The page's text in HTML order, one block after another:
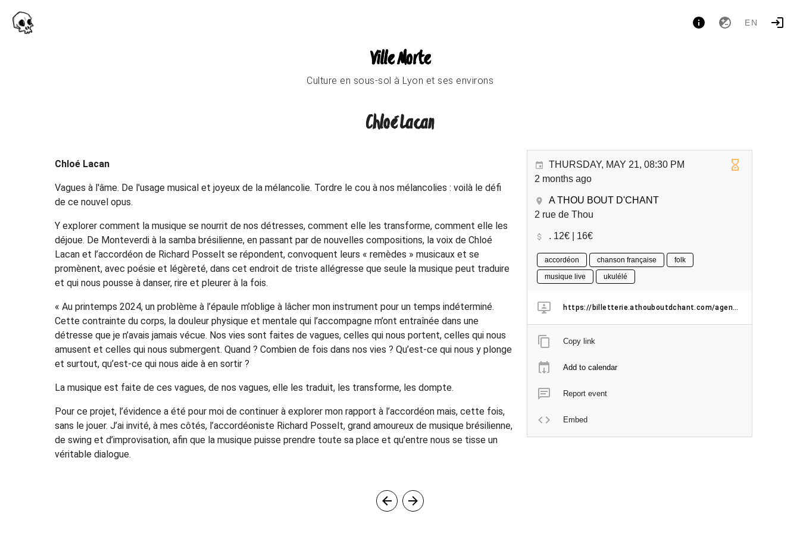
EN
Ville Morte
Culture en sous-sol à Lyon et ses environs
Chloé Lacan
Chloé Lacan
Vagues à l'âme. De l'usage musical et joyeux de la mélancolie. Tordre le cou à nos mélancolies : voilà le défi
de ce nouvel opus.
Y explorer comment la musique se nourrit de nos détresses, comment elle les transforme, comment elle les
déjoue. De Monteverdi à la samba brésilienne, en passant par de nouvelles compositions, la voix de Chloé
Lacan et l’accordéon de Richard Posselt se répondent, convoquent leurs « remèdes » musicaux et se
promènent, avec poésie et légèreté, dans cet endroit de triste allégresse que seule la musique peut traduire
et qui nous pousse à danser, rire et pleurer à la fois.
« Au printemps 2024, un problème à l’épaule m’oblige à lâcher mon instrument pour un temps indéterminé.
Cette contrainte du corps, la douleur physique et mentale qui l’accompagne m’ont entraînée dans une
détresse que je n’avais jamais vécue. Nos vies sont faites de vagues, celles qui nous portent, celles qui nous
amusent et celles qui nous submergent. Quand ? Combien de fois dans nos vies ? Qu’est-ce qui nous y plonge
et surtout, qu’est-ce qui nous aide à en sortir ?
La musique est faite de ces vagues, de nos vagues, elle les traduit, les transforme, les dompte.
Pour ce projet, l’évidence a été pour moi de continuer à explorer mon rapport à l’accordéon mais, cette fois,
sans le jouer. J’ai invité, à mes côtés, l’accordéoniste Richard Posselt, grand amoureux de musique brésilienne,
de swing et d’improvisation, afin que la musique puisse prendre toute sa place et qu’entre nous se tisse un
véritable dialogue.
THURSDAY, MAY 21, 08:30 PM
2 months ago
A THOU BOUT D'CHANT
2 rue de Thou
. 12€ | 16€
accordéon chanson française
folk
musique live
ukulélé
https://billetterie.athouboutdchant.com/agenda/330-Chloe-Lacan
Copy link
Add to calendar
Report event
Embed